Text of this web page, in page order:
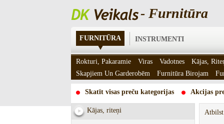
- Furnitūra
FURNITŪRA INSTRUMENTI
Skatīt visas preču kategorijas Akcijas
Kājas, riteņi Atbilst
Rokturi, Pakaramie Viras Vadotnes Kājas,
Skapjiem Un Garderobēm
Furnitūra Birojam